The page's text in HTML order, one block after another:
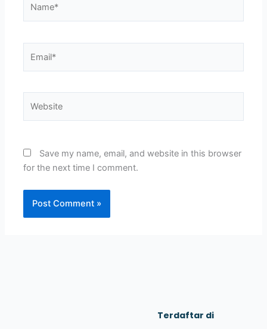
Save my name, email, and website in this browser
for the next time I comment.
Terdaftar di